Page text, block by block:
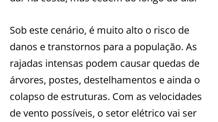
Sob este cenário, é muito alto o risco de
danos e transtornos para a população. As
rajadas intensas podem causar quedas de
árvores, postes, destelhamentos e ainda o
colapso de estruturas. Com as velocidades
de vento possíveis, o setor elétrico vai ser